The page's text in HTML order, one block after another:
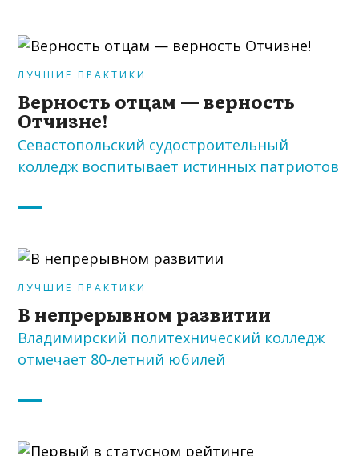
ЛУЧШИЕ ПРАКТИКИ
Верность отцам — верность
Отчизне!
Севастопольский судостроительный
колледж воспитывает истинных патриотов
ЛУЧШИЕ ПРАКТИКИ
В непрерывном развитии
Владимирский политехнический колледж
отмечает 80-летний юбилей